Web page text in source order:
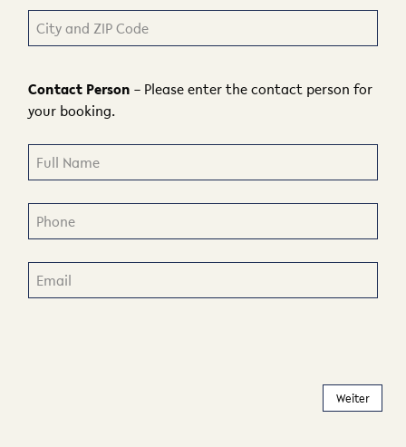
Contact Person – Please enter the contact person for
your booking.